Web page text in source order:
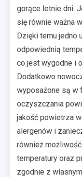
gorące letnie dni.
się równie ważna
Dzięki temu jedno
odpowiednią
co jest wygodne i
Dodatkowo
wyposażone są w
oczyszczania
jakość powietrza
alergenów i
również
temperatury oraz
zgodnie z